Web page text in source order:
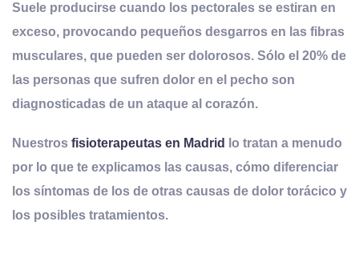
Suele producirse cuando los pectorales se estiran en
exceso, provocando pequeños desgarros en las fibras
musculares, que pueden ser dolorosos. Sólo el 20% de
las personas que sufren dolor en el pecho son
diagnosticadas de un ataque al corazón.
Nuestros fisioterapeutas en Madrid
lo tratan a menudo
por lo que te explicamos las causas, cómo diferenciar
los síntomas de los de otras causas de dolor torácico y
los posibles tratamientos.